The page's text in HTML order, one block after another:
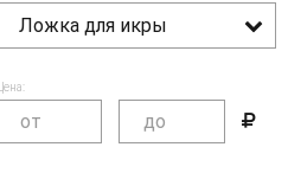
Ложка для икры
Цена: